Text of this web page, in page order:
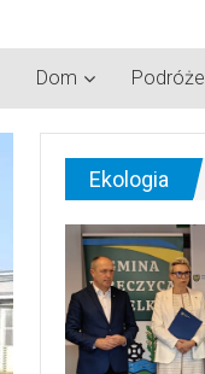
Dom Podróże
Ekologia